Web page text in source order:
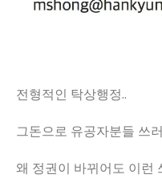
전형적인 탁상행정..
그돈으로 유공자분들 쓰
왜 정권이 바뀌어도 이런